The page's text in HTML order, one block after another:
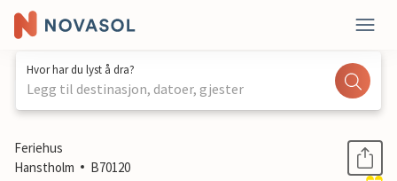
Hvor har du lyst å dra?
Legg til destinasjon, datoer, gjester
1 / 22
Feriehus
Hanstholm
B70120